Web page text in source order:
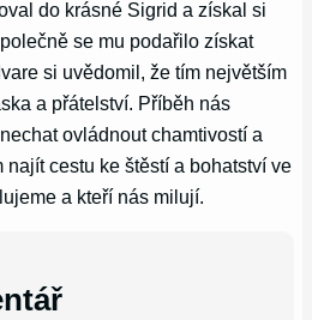
do krásné Sigrid a získal si
se mu podařilo získat
si uvědomil, že tím největším
a přátelství. Příběh nás
ovládnout chamtivostí a
cestu ke štěstí a bohatství ve
a kteří nás milují.